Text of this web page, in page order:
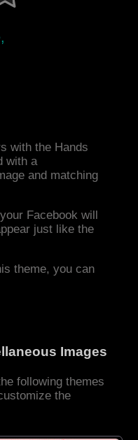
with the Hands
with a
and matching
Facebook will
just like the
theme, you can
Images
following themes
the